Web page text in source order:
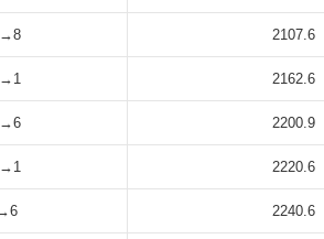
2107.6
2162.6
2200.9
2220.6
2240.6